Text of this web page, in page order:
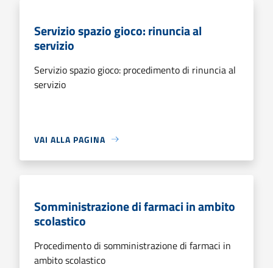
Servizio spazio gioco: rinuncia al
servizio
Servizio spazio gioco: procedimento di rinuncia al
servizio
VAI ALLA PAGINA
Somministrazione di farmaci in ambito
scolastico
Procedimento di somministrazione di farmaci in
ambito scolastico